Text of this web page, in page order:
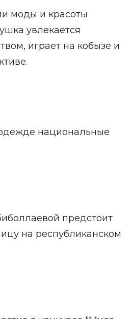
моды и красоты
увлекается
играет на кобызе и
национальные
предстоит
на республиканском